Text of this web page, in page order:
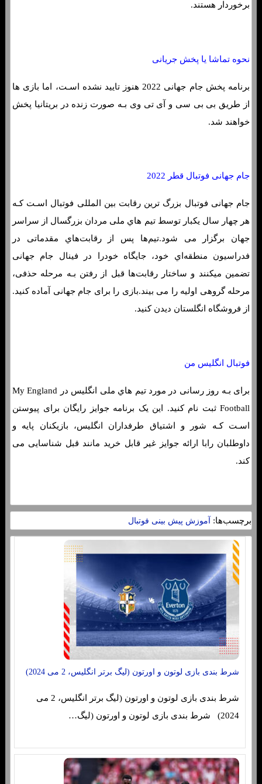
برخوردار هستند.
نحوه تماشا یا پخش جریانی
برنامه پخش جام جهانی 2022 هنوز تایید نشده اسـت، اما بازی ها
از طریق بی بی سی و آی تی وی بـه صورت زنده در بریتانیا پخش
خواهند شد.
جام جهانی فوتبال قطر 2022
جام جهانی فوتبال بزرگ ترین رقابت بین المللی فوتبال اسـت کـه
هر چهار سال یکبار توسط تیم هاي‌ ملی مردان بزرگسال از سراسر
جهان برگزار می شود.تیم‌ها پس از رقابت‌هاي‌ مقدماتی در
فدراسیون منطقه‌اي خود، جایگاه خودرا در فینال جام جهانی
تضمین میکنند و ساختار رقابت‌ها قبل از رفتن بـه مرحله حذفی،
مرحله گروهی اولیه را می بیند.بازی را برای جام جهانی آماده کنید.
از فروشگاه انگلستان دیدن کنید.
فوتبال انگلیس من
برای بـه روز رسانی در مورد تیم هاي‌ ملی انگلیس در My England
Football ثبت نام کنید. این یک برنامه جوایز رایگان برای پیوستن
اسـت کـه شور و اشتیاق طرفداران انگلیس، بازیکنان پایه و
داوطلبان رابا ارائه جوایز غیر قابل خرید مانند قبل شناسایی می
کند.
برچسب‌ها: آموزش پیش بینی فوتبال
شرط بندی بازی لوتون و اورتون (لیگ برتر انگلیس، 2 می 2024)
شرط بندی بازی لوتون و اورتون (لیگ برتر انگلیس، 2 می
2024) شرط بندی بازی لوتون و اورتون (لیگ…